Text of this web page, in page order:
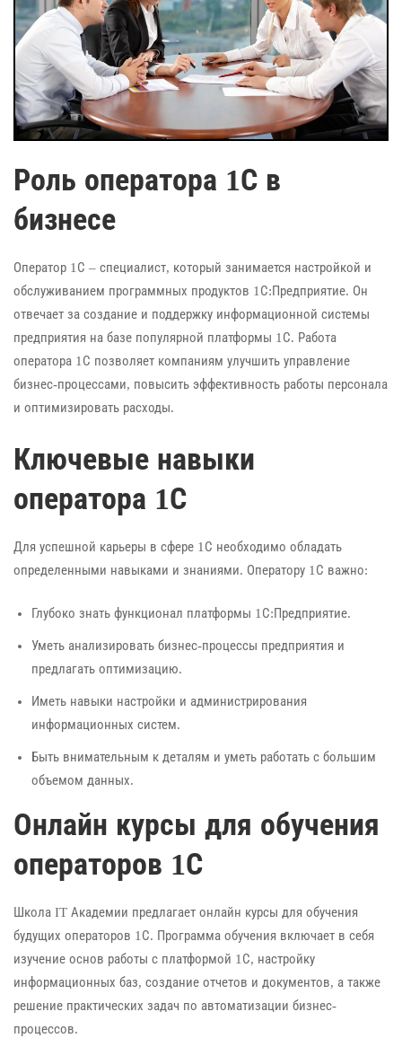
Роль оператора 1С в
бизнесе
Оператор 1С – специалист, который занимается настройкой и
обслуживанием программных продуктов 1С:Предприятие. Он
отвечает за создание и поддержку информационной системы
предприятия на базе популярной платформы 1С. Работа
оператора 1С позволяет компаниям улучшить управление
бизнес-процессами, повысить эффективность работы персонала
и оптимизировать расходы.
Ключевые навыки
оператора 1С
Для успешной карьеры в сфере 1С необходимо обладать
определенными навыками и знаниями. Оператору 1С важно:
Глубоко знать функционал платформы 1С:Предприятие.
Уметь анализировать бизнес-процессы предприятия и
предлагать оптимизацию.
Иметь навыки настройки и администрирования
информационных систем.
Быть внимательным к деталям и уметь работать с большим
объемом данных.
Онлайн курсы для обучения
операторов 1С
Школа IT Академии предлагает онлайн курсы для обучения
будущих операторов 1С. Программа обучения включает в себя
изучение основ работы с платформой 1С, настройку
информационных баз, создание отчетов и документов, а также
решение практических задач по автоматизации бизнес-
процессов.